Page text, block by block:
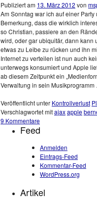
Publiziert am 13. März 2012 von
Am Sonntag war ich auf einer
Bemerkung, dass die wirklich
so Christian, passiere an den
wird, oder gar ubiquitär, dann kann
etwas zu Leibe zu rücken und ihn
Internet zu verteilen ist nun auch
unterwegs konsumiert und Apple
ab diesem Zeitpunkt ein
Verwaltung in sein
Veröffentlicht unter Kontrollverlust
Verschlagwortet mitajaxapple
9 Kommentare
Feed
Anmelden
Eintrags-Feed
Kommentar-Feed
WordPress.org
Artikel